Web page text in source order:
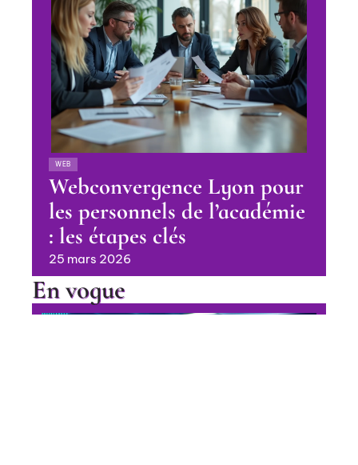
WEB
Webconvergence Lyon pour
les personnels de l’académie
: les étapes clés
25 mars 2026
En vogue